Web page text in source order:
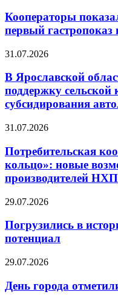
Кооператоры
первый
31.07.2026
В Ярославской
поддержку сельской
субсидирования
31.07.2026
Потребительская
кольцо»: новые
производителей НХП
29.07.2026
Погрузились в
потенциал
29.07.2026
День города